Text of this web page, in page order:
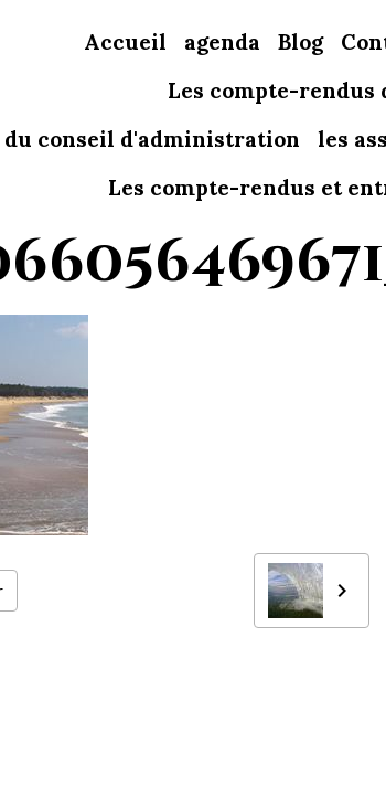
Accueil agenda Blog
Les compte-rendus
du conseil d'administration
les
Les compte-rendus et